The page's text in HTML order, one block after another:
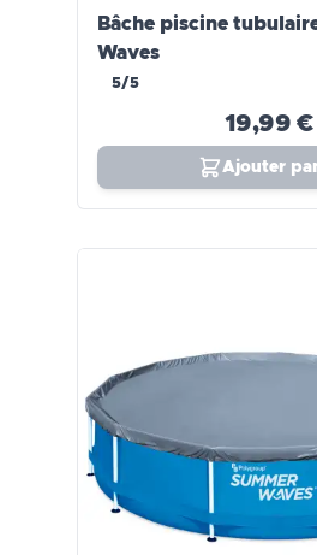
Bâche piscine
Waves
5/5
19,99 €
Ajouter